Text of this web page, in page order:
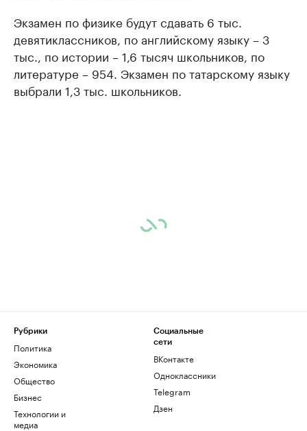
Экзамен по физике будут сдавать 6 тыс.
девятиклассников, по английскому языку – 3
тыс., по истории – 1,6 тысяч школьников, по
литературе – 954. Экзамен по татарскому языку
выбрали 1,3 тыс. школьников.
Рубрики
Политика
Экономика
Общество
Бизнес
Технологии и
медиа
Социальные
сети
ВКонтакте
Одноклассники
Telegram
Дзен